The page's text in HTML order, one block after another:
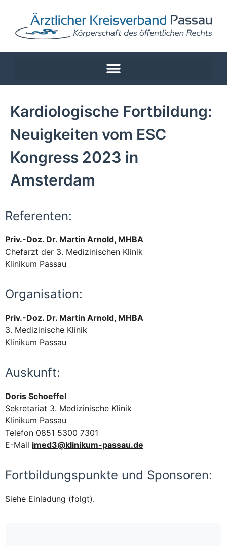
Kardiologische Fortbildung:
Neuigkeiten vom ESC
Kongress 2023 in
Amsterdam
Referenten:
Priv.-Doz. Dr. Martin Arnold, MHBA
Chefarzt der 3. Medizinischen Klinik
Klinikum Passau
Organisation:
Priv.-Doz. Dr. Martin Arnold, MHBA
3. Medizinische Klinik
Klinikum Passau
Auskunft:
Doris Schoeffel
Sekretariat 3. Medizinische Klinik
Klinikum Passau
Telefon 0851 5300 7301
E-Mail imed3@klinikum-passau.de
Fortbildungspunkte und Sponsoren:
Siehe Einladung (folgt).